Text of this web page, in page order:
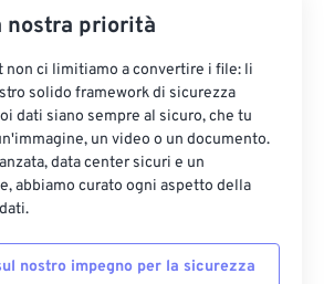
nostra priorità
non ci limitiamo a convertire i file: li
solido framework di sicurezza
dati siano sempre al sicuro, che tu
un video o un documento.
data center sicuri e un
abbiamo curato ogni aspetto della
nostro impegno per la sicurezza